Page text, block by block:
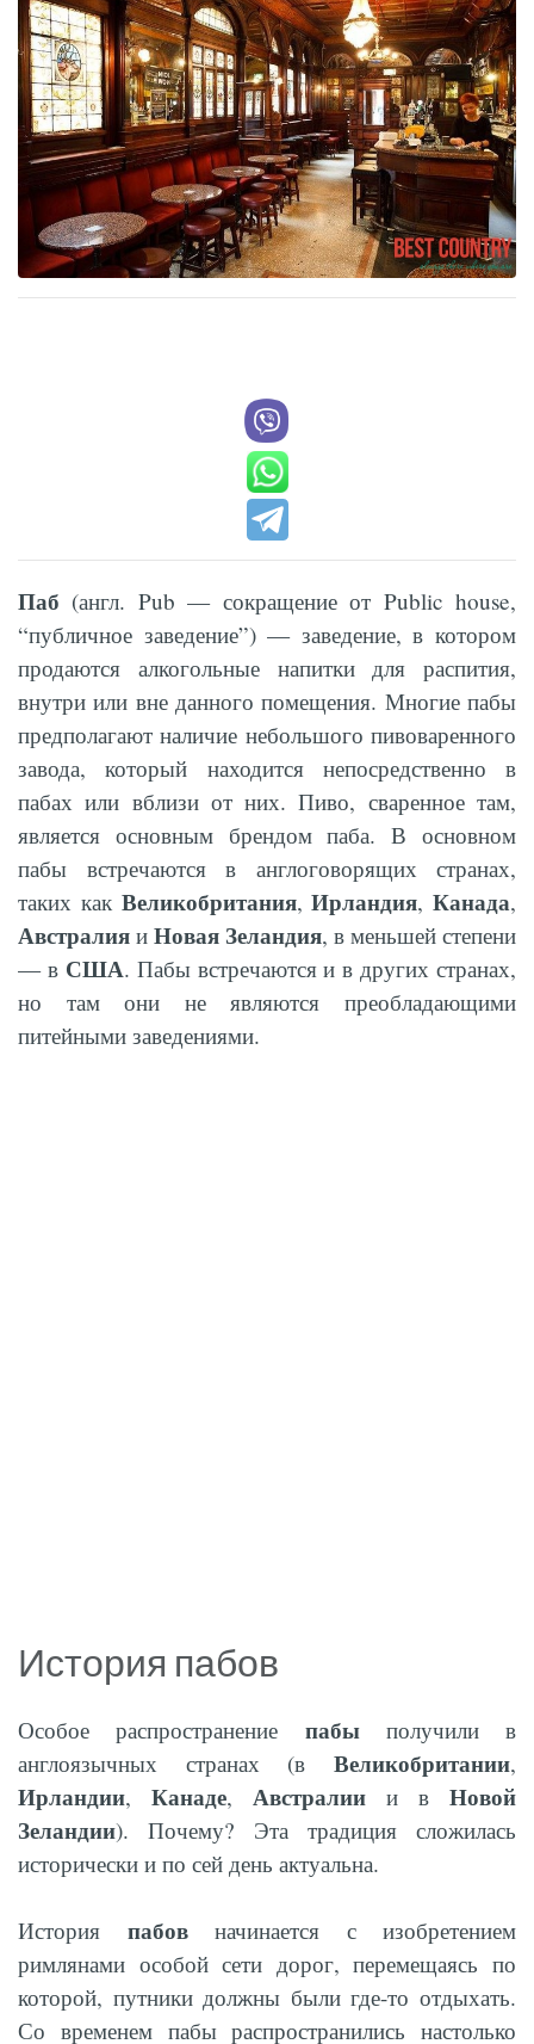
Паб (англ. Pub — сокращение от Public house,
“публичное заведение”) — заведение, в котором
продаются алкогольные напитки для распития,
внутри или вне данного помещения. Многие пабы
предполагают наличие небольшого пивоваренного
завода, который находится непосредственно в
пабах или вблизи от них. Пиво, сваренное там,
является основным брендом паба. В основном
пабы встречаются в англоговорящих странах,
таких как Великобритания,Ирландия, Канада,
Австралия и Новая Зеландия, в меньшей степени
— в США. Пабы встречаются и в других странах,
но там они не являются преобладающими
питейными заведениями.
История пабов
Особое распространение пабыполучили в
англоязычных странах (в Великобритании,
Ирландии, Канаде, Австралии и в Новой
Зеландии). Почему? Эта традиция сложилась
исторически и по сей день актуальна.
История пабовначинается с изобретением
римлянами особой сети дорог, перемещаясь по
которой, путники должны были где-то отдыхать.
Со временем пабы распространились настолько